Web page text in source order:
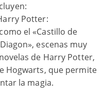
Potter:
el «Castillo de
escenas muy
de Harry Potter,
Hogwarts, que permite
la magia.